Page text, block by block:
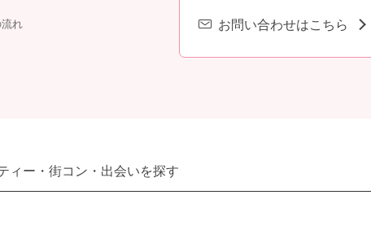
お問い合わせはこちら
れ
ィー・街コン・出会いを探す